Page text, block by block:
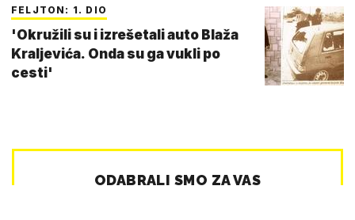
FELJTON: 1. DIO
'Okružili su i izrešetali auto Blaža
Kraljevića. Onda su ga vukli po
cesti'